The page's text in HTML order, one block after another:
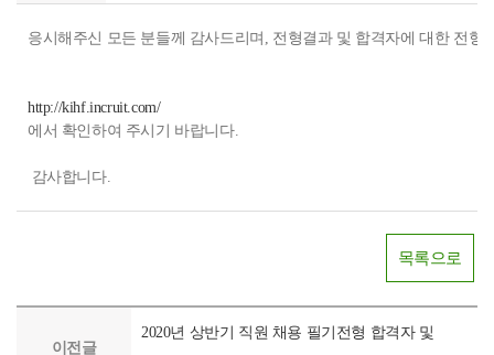
응시해주신 모든 분들께 감사드리며, 전형결과 및 합격자에 대한 전형
http://kihf.incruit.com/
에서 확인하여 주시기 바랍니다.
감사합니다.
목록으로
이전글
2020년 상반기 직원 채용 필기전형 합격자 및